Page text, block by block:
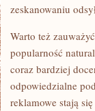
zeskanowaniu
Warto też
popularność
coraz bardziej
odpowiedzialne
reklamowe stają